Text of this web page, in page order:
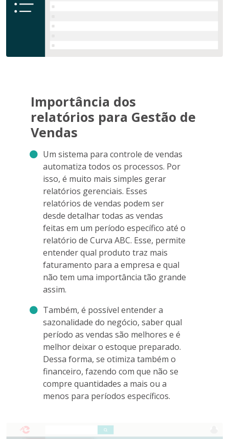
Importância dos
relatórios para Gestão de
Vendas
Um sistema para controle de vendas
automatiza todos os processos. Por
isso, é muito mais simples gerar
relatórios gerenciais. Esses
relatórios de vendas podem ser
desde detalhar todas as vendas
feitas em um período específico até o
relatório de Curva ABC. Esse, permite
entender qual produto traz mais
faturamento para a empresa e qual
não tem uma importância tão grande
assim.
Também, é possível entender a
sazonalidade do negócio, saber qual
período as vendas são melhores e é
melhor deixar o estoque preparado.
Dessa forma, se otimiza também o
financeiro, fazendo com que não se
compre quantidades a mais ou a
menos para períodos específicos.